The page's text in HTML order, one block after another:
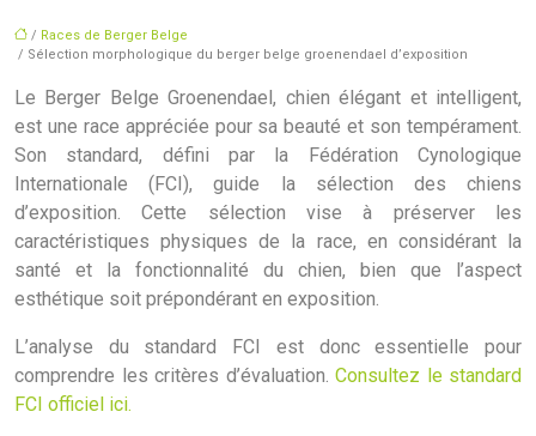
/ Races de Berger Belge
/ Sélection morphologique du berger belge groenendael d’exposition
Le Berger Belge Groenendael, chien élégant et intelligent,
est une race appréciée pour sa beauté et son tempérament.
Son standard, défini par la Fédération Cynologique
Internationale (FCI), guide la sélection des chiens
d’exposition. Cette sélection vise à préserver les
caractéristiques physiques de la race, en considérant la
santé et la fonctionnalité du chien, bien que l’aspect
esthétique soit prépondérant en exposition.
L’analyse du standard FCI est donc essentielle pour
comprendre les critères d’évaluation. Consultez le standard
FCI officiel ici.